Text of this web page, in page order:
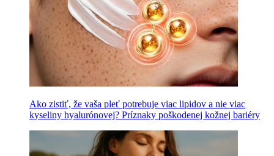
Ako zistiť, že vaša pleť potrebuje viac lipidov a nie viac
kyseliny hyalurónovej? Príznaky poškodenej kožnej bariéry